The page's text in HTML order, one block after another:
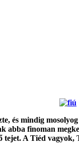
és mindig
abba finoman
A Tiéd